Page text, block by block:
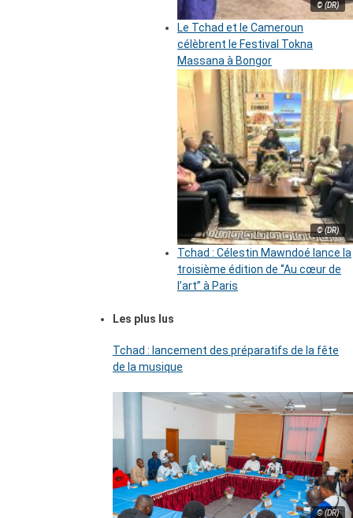
© (DR)
Le Tchad et le Cameroun
célèbrent le Festival Tokna
Massana à Bongor
© (DR)
Tchad : Célestin Mawndoé lance la
troisième édition de ‘’Au cœur de
l’art’’ à Paris
Les plus lus
Tchad : lancement des préparatifs de la fête
de la musique
© (DR)